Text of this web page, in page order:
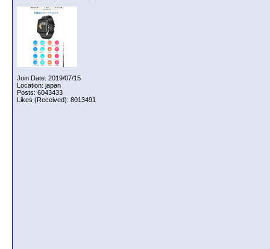
Join Date: 2019/07/15
Location: japan
Posts: 6043433
Likes (Received): 8013491